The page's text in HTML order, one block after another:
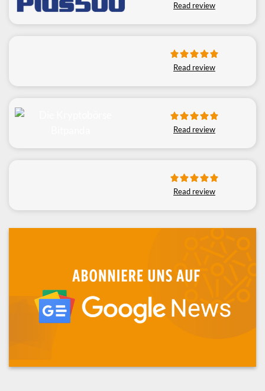
Read review
Read review
Read review
Read review